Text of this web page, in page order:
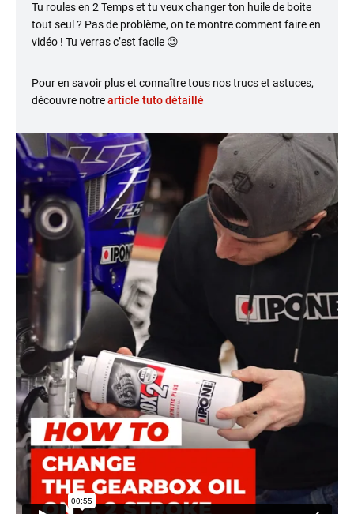
Tu roules en 2 Temps et tu veux changer ton huile de boite
tout seul ? Pas de problème, on te montre comment faire en
vidéo ! Tu verras c’est facile 😉
Pour en savoir plus et connaître tous nos trucs et astuces,
découvre notrearticle tuto détaillé